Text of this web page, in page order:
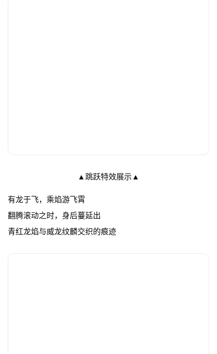
▲跳跃特效展示▲
有龙于飞，乘焰游飞霄
翻腾滚动之时，身后蔓延出
青红龙焰与威龙纹麟交织的痕迹